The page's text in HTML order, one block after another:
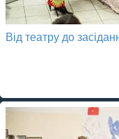
Від театру до